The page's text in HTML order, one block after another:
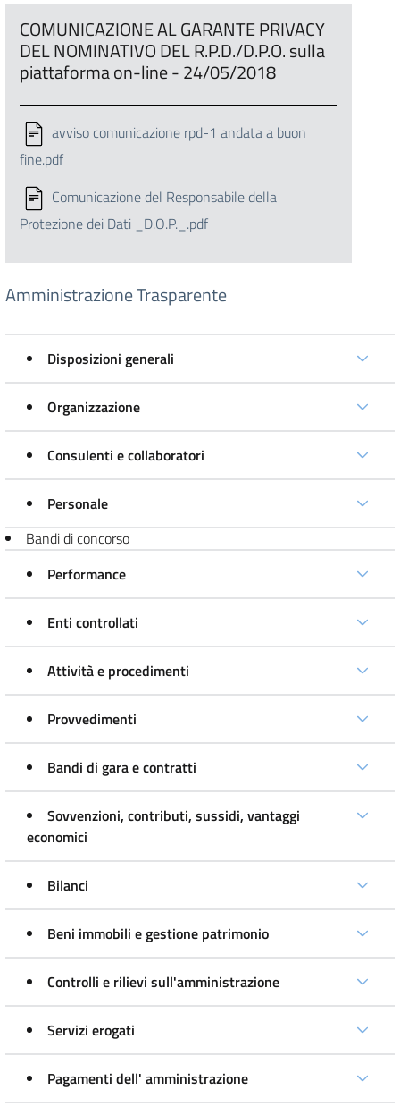
COMUNICAZIONE AL GARANTE PRIVACY
DEL NOMINATIVO DEL R.P.D./D.P.O. sulla
piattaforma on-line - 24/05/2018
avviso comunicazione rpd-1 andata a buon
fine.pdf
Comunicazione del Responsabile della
Protezione dei Dati _D.O.P._.pdf
Amministrazione Trasparente
Disposizioni generali
Organizzazione
Consulenti e collaboratori
Personale
Bandi di concorso
Performance
Enti controllati
Attività e procedimenti
Provvedimenti
Bandi di gara e contratti
Sovvenzioni, contributi, sussidi, vantaggi
economici
Bilanci
Beni immobili e gestione patrimonio
Controlli e rilievi sull'amministrazione
Servizi erogati
Pagamenti dell' amministrazione